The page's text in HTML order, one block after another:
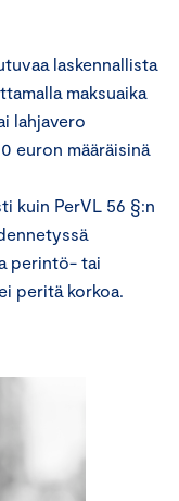
laskennallista
maksuaika
lahjavero
euron määräisinä
kuin PerVL 56 §:n
perintö- tai
peritä korkoa.